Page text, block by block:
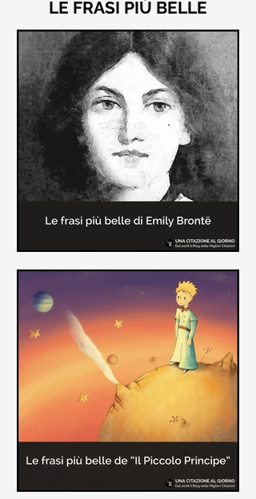
LE FRASI PIÙ BELLE
Le frasi più belle di "Cime
Tempestose" di Emily Brontë
"Cime Tempestose" rimane l'unico
romanzo scritto da Emily Brontë
causa la tubercolosi che le tolse la
vita ad appena 30 anni (...)